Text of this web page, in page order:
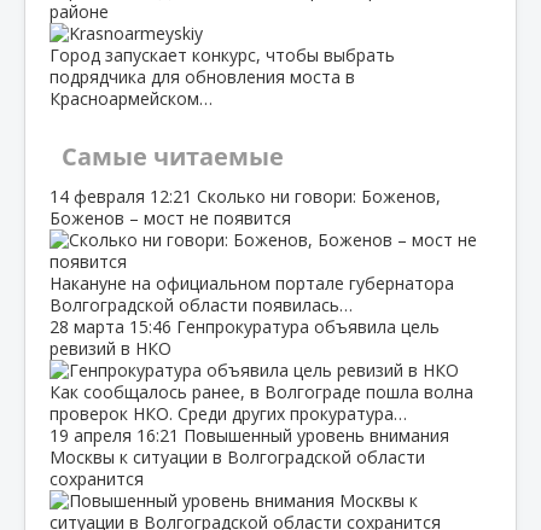
районе
Город запускает конкурс, чтобы выбрать
подрядчика для обновления моста в
Красноармейском…
Самые читаемые
14 февраля 12:21 Сколько ни говори: Боженов,
Боженов – мост не появится
Накануне на официальном портале губернатора
Волгоградской области появилась…
28 марта 15:46 Генпрокуратура объявила цель
ревизий в НКО
Как сообщалось ранее, в Волгограде пошла волна
проверок НКО. Среди других прокуратура…
19 апреля 16:21 Повышенный уровень внимания
Москвы к ситуации в Волгоградской области
сохранится